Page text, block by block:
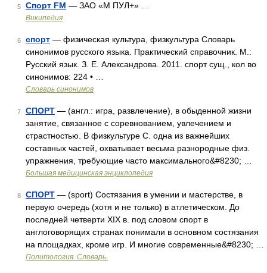
5 Спорт FM — ЗАО «М ПУЛ+» …
Википедия
6 спорт — физическая культура, физкультура Словарь
синонимов русского языка. Практический справочник. М.:
Русский язык. З. Е. Александрова. 2011. спорт сущ., кол во
синонимов: 224 • …
Словарь синонимов
7 СПОРТ — (англ.: игра, развлечение), в обыденной жизни
занятие, связанное с соревнованием, увлечением и
страстностью. В физкультуре С. одна из важнейших
составных частей, охватывает весьма разнородные физ.
упражнения, требующие часто максимального&#8230; …
Большая медицинская энциклопедия
8 СПОРТ — (sport) Состязания в умении и мастерстве, в
первую очередь (хотя и не только) в атлетическом. До
последней четверти XIX в. под словом спорт в
англоговорящих странах понимали в основном состязания
на площадках, кроме игр. И многие современные&#8230; …
Политология. Словарь.